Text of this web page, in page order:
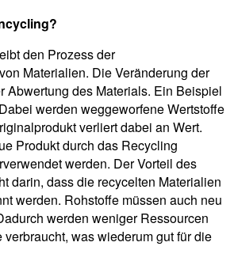
den Prozess der
Materialien. Die Veränderung der
Abwertung des Materials. Ein Beispiel
werden weggeworfene Wertstoffe
verliert dabei an Wert.
Produkt durch das Recycling
werden. Der Vorteil des
darin, dass die recycelten Materialien
werden. Rohstoffe müssen auch neu
werden weniger Ressourcen
was wiederum gut für die